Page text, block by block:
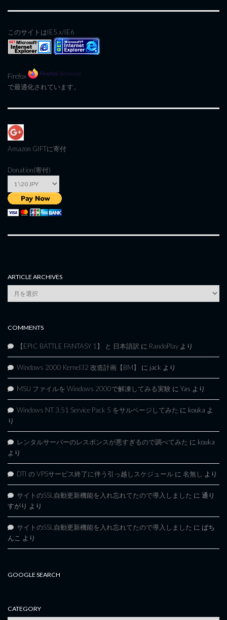
このサイトはIE5.x/IE6
Firefox
で最適化されています。
Amazon GIFTに寄付
Donation(寄付)
ARTICLE ARCHIVES
Article
Archives
COMMENTS
【EPIC BATTLE FANTASY 1】 と 日本語訳 に RandoPlay より
Windows 2000 Kernel32 改造計画【BM】 に jack より
MSU ファイルを Windows 2000で解凍してみる実験 に Yas より
Windows NT 3.51 Service Pack 5 をサルベージしてみた に kouka よ
り
レンタルサーバーのレスポンスが悪すぎるので調べてみた に kouka
より
DTI の VPSサービス終了に伴う引っ越しスケジュール に 名無し より
サイトのSSL自動更新機能を入れ忘れてたので導入しました に 通り
すがり より
サイトのSSL自動更新機能を入れ忘れてたので導入しました に ぱち
んこ より
GOOGLE SEARCH
CATEGORY